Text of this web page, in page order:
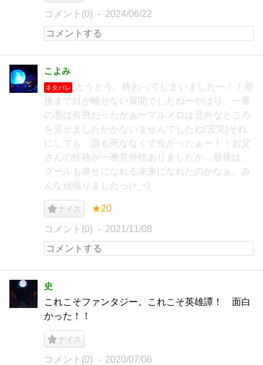
コメント(0) 2024/06/22
こよみ
ネタバレ
とうとう、終わってしまいましたー！！最
後まで目が離せない展開でしたねーやはり、一番
の悪は長男だったかぁーマルメロは意外なところ
を見せましたがかないませんでしたね(苦笑)それ
にしても、誰も死ななくて良かったぁー！！お父
さんの性格が一番意外性ありましたが…最後は、
グールも幸せになれる未来になれたのかなぁ。み
んな頑張りましたっ(>_<)
ナイス ★20
コメント(0) 2021/11/08
史
これこそファンタジー。これこそ英雄譚！ 面白
かった！！
ナイス
コメント(0) 2020/07/06